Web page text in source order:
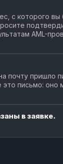
с которого вы
AML-
почту пришло
письмо: оно
в заявке.